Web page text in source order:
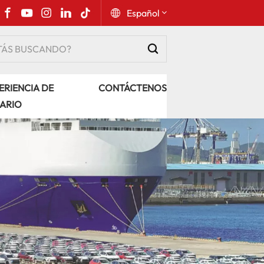
Español
Русский
Español
Português
عربي
kiswahili
DE
CONTÁCTENOS